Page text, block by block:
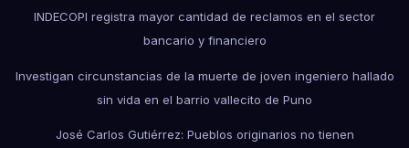
INDECOPI registra mayor cantidad de reclamos en el sector
bancario y financiero
Investigan circunstancias de la muerte de joven ingeniero hallado
sin vida en el barrio vallecito de Puno
José Carlos Gutiérrez: Pueblos originarios no tienen